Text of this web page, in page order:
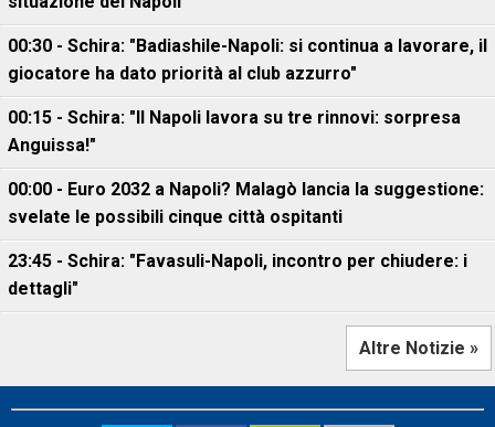
00:30 - Schira: "Badiashile-Napoli: si continua a lavorare, il
giocatore ha dato priorità al club azzurro"
00:15 - Schira: "Il Napoli lavora su tre rinnovi: sorpresa
Anguissa!"
00:00 - Euro 2032 a Napoli? Malagò lancia la suggestione:
svelate le possibili cinque città ospitanti
23:45 - Schira: "Favasuli-Napoli, incontro per chiudere: i
dettagli"
Altre Notizie »